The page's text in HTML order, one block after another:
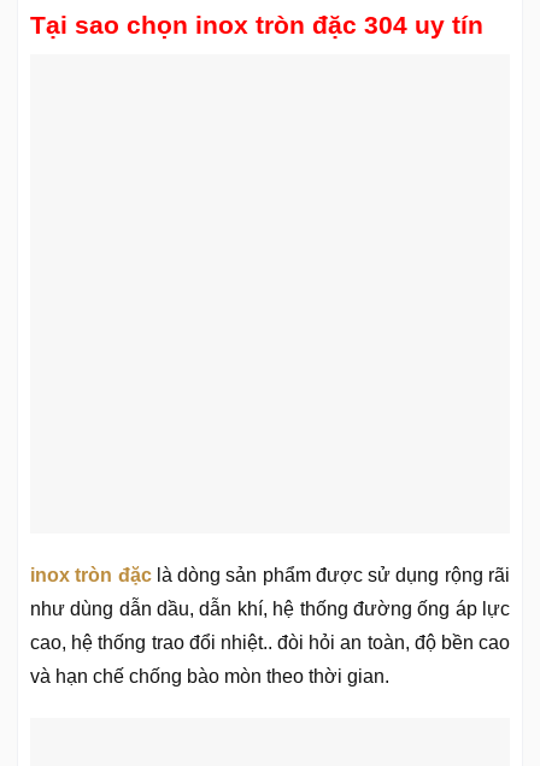
Tại sao chọn inox tròn đặc 304 uy tín
inox tròn đặclà dòng sản phẩm được sử dụng rộng rãi
như dùng dẫn dầu, dẫn khí, hệ thống đường ống áp lực
cao, hệ thống trao đổi nhiệt.. đòi hỏi an toàn, độ bền cao
và hạn chế chống bào mòn theo thời gian.